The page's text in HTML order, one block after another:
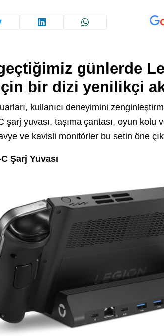
günlerde
bir dizi yenilikçi
kullanıcı deneyimini
şarj yuvası, taşıma çantası, oyun kolu
ve kavisli monitörler bu setin öne
Şarj Yuvası